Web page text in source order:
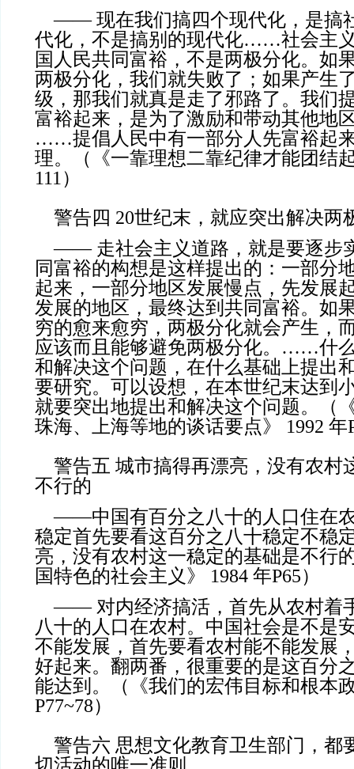
—— 现在我们搞四个现代化，是搞
代化，不是搞别的现代化……社会主
国人民共同富裕，不是两极分化。如
两极分化，我们就失败了；如果产生
级，那我们就真是走了邪路了。我们
富裕起来，是为了激励和带动其他地
……提倡人民中有一部分人先富裕起
理。（《一靠理想二靠纪律才能团结
111）
警告四 20世纪末，就应突出解决两
—— 走社会主义道路，就是要逐步
同富裕的构想是这样提出的：一部分
起来，一部分地区发展慢点，先发展
发展的地区，最终达到共同富裕。如
穷的愈来愈穷，两极分化就会产生，
应该而且能够避免两极分化。……什
和解决这个问题，在什么基础上提出
要研究。可以设想，在本世纪末达到
就要突出地提出和解决这个问题。（
珠海、上海等地的谈话要点》 1992 年
警告五 城市搞得再漂亮，没有农村
不行的
——中国有百分之八十的人口住在
稳定首先要看这百分之八十稳定不稳
亮，没有农村这一稳定的基础是不行
国特色的社会主义》 1984 年P65）
—— 对内经济搞活，首先从农村着
八十的人口在农村。中国社会是不是
不能发展，首先要看农村能不能发展
好起来。翻两番，很重要的是这百分
能达到。（《我们的宏伟目标和根本
P77~78）
警告六 思想文化教育卫生部门，都